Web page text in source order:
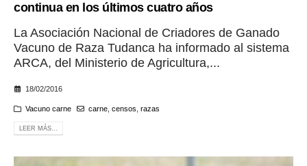
continua en los últimos cuatro años
La Asociación Nacional de Criadores de Ganado
Vacuno de Raza Tudanca ha informado al sistema
ARCA, del Ministerio de Agricultura,...
18/02/2016
Vacuno carne carne, censos razas
LEER MÁS...